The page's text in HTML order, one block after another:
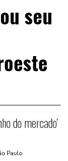
seu
do mercado'
Paulo